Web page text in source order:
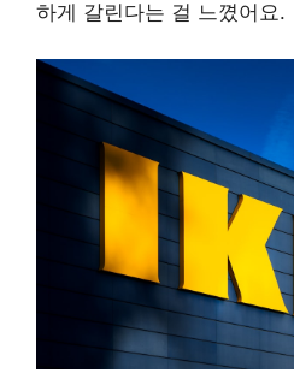
하게 갈린다는 걸 느꼈어요.